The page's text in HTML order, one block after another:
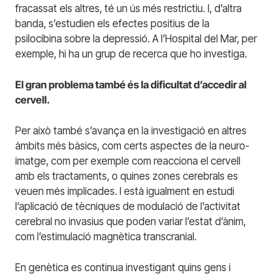
fracassat els altres, té un ús més restrictiu. I, d’altra
banda, s’estudien els efectes positius de la
psilocibina sobre la depressió. A l’Hospital del Mar, per
exemple, hi ha un grup de recerca que ho investiga.
El gran problema també és la dificultat d’accedir al
cervell.
Per això també s’avança en la investigació en altres
àmbits més bàsics, com certs aspectes de la neuro-
imatge, com per exemple com reacciona el cervell
amb els tractaments, o quines zones cerebrals es
veuen més implicades. I està igualment en estudi
l’aplicació de tècniques de modulació de l’activitat
cerebral no invasius que poden variar l’estat d’ànim,
com l’estimulació magnètica transcranial.
En genètica es continua investigant quins gens i